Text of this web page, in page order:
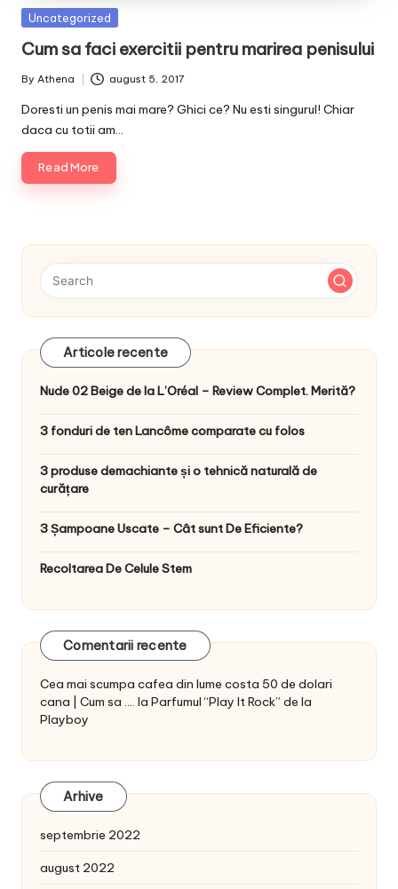
Posted
Uncategorized
Cum sa faci exercitii pentru marirea penisului
Posted
by
By Athena august 5, 2017
Doresti un penis mai mare? Ghici ce? Nu esti singurul! Chiar
daca cu totii am…
Read More
Articole recente
Nude 02 Beige de la L’Oréal – Review Complet. Merită?
3 fonduri de ten Lancôme comparate cu folos
3 produse demachiante și o tehnică naturală de
curățare
3 Șampoane Uscate – Cât sunt De Eficiente?
Recoltarea De Celule Stem
Comentarii recente
Cea mai scumpa cafea din lume costa 50 de dolari
cana | Cum sa .... la Parfumul “Play It Rock” de la
Playboy
Arhive
septembrie 2022
august 2022